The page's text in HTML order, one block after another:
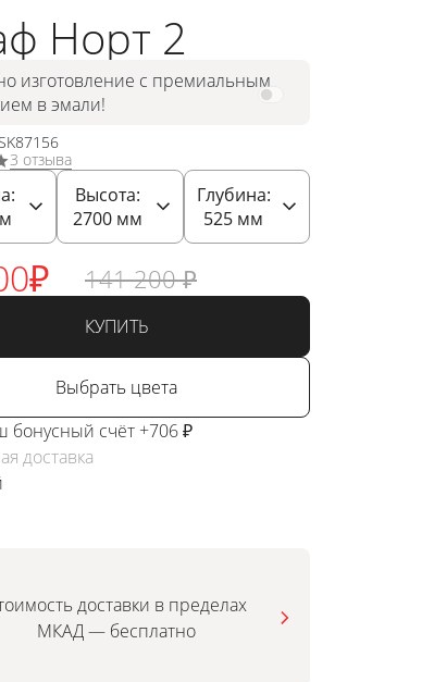
Норт 2
изготовление с премиальным
в эмали!
3 отзыва
Высота:
2700мм
Глубина:
525 мм
₽ 141 200 ₽
КУПИТЬ
Выбрать цвета
бонусный счёт +706 ₽
доставка
доставки в пределах
МКАД — бесплатно